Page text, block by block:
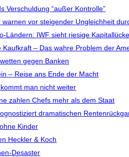
Verschuldung “außer Kontrolle”
warnen vor steigender Ungleichheit
Ländern: IWF sieht riesige
Kaufkraft – Das wahre Problem der
gegen Banken
– Reise ans Ende der Macht
man nicht weiter
zahlen Chefs mehr als dem Staat
dramatischen
Kinder
Heckler & Koch
Desaster